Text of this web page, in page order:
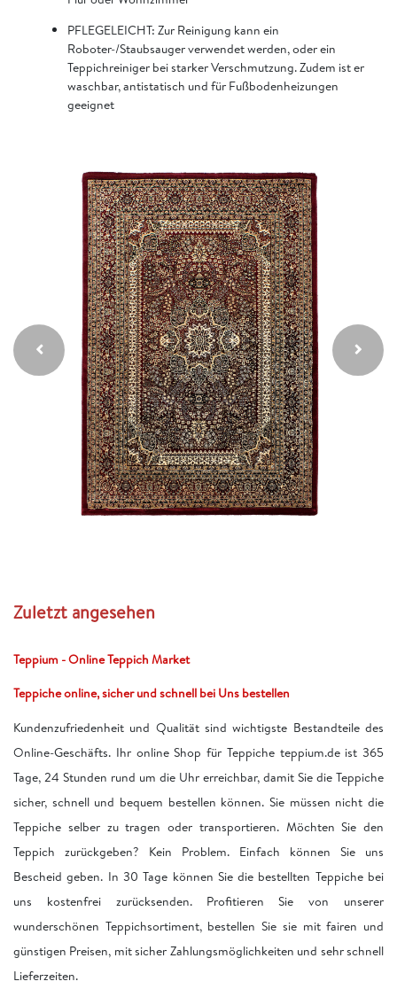
PFLEGELEICHT: Zur Reinigung kann ein
Roboter-/Staubsauger verwendet werden, oder ein
Teppichreiniger bei starker Verschmutzung. Zudem ist er
waschbar, antistatisch und für Fußbodenheizungen
geeignet
Zuletzt angesehen
Teppium - Online Teppich Market
Teppiche online, sicher und schnell bei Uns bestellen
Kundenzufriedenheit und Qualität sind wichtigste Bestandteile des
Online-Geschäfts. Ihr online Shop für Teppiche teppium.de ist 365
Tage, 24 Stunden rund um die Uhr erreichbar, damit Sie die Teppiche
sicher, schnell und bequem bestellen können. Sie müssen nicht die
Teppiche selber zu tragen oder transportieren. Möchten Sie den
Teppich zurückgeben? Kein Problem. Einfach können Sie uns
Bescheid geben. In 30 Tage können Sie die bestellten Teppiche bei
uns kostenfrei zurücksenden. Profitieren Sie von unserer
wunderschönen Teppichsortiment, bestellen Sie sie mit fairen und
günstigen Preisen, mit sicher Zahlungsmöglichkeiten und sehr schnell
Lieferzeiten.